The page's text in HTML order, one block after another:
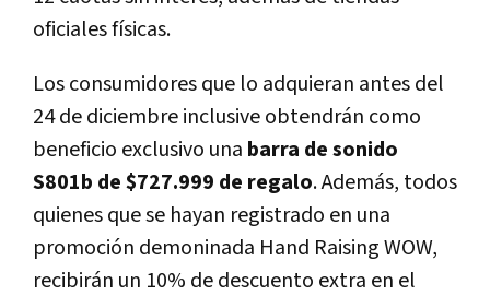
oficiales físicas.
Los consumidores que lo adquieran antes del
24 de diciembre inclusive obtendrán como
beneficio exclusivo una barra de sonido
S801b de $727.999 de regalo. Además, todos
quienes que se hayan registrado en una
promoción demoninada Hand Raising WOW,
recibirán un 10% de descuento extra en el